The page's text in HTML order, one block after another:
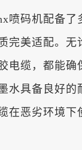
喷码机配备了
完美适配。无
电缆，都能确
水具备良好的
在恶劣环境下